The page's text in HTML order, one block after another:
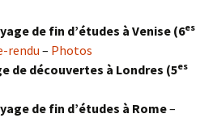
de fin d’études à Venise (6es
rendu – Photos
de découvertes à Londres (5es
de fin d’études à Rome–